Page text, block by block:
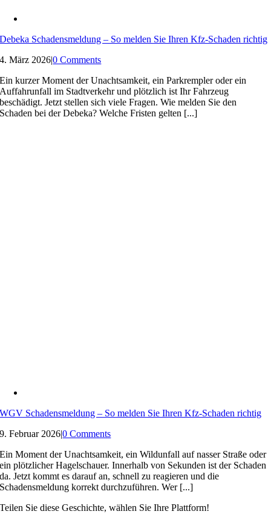
Debeka Schadensmeldung – So melden Sie Ihren Kfz-Schaden richtig
4. März 2026|0 Comments
Ein kurzer Moment der Unachtsamkeit, ein Parkrempler oder ein
Auffahrunfall im Stadtverkehr und plötzlich ist Ihr Fahrzeug
beschädigt. Jetzt stellen sich viele Fragen. Wie melden Sie den
Schaden bei der Debeka? Welche Fristen gelten [...]
WGV Schadensmeldung – So melden Sie Ihren Kfz-Schaden richtig
9. Februar 2026|0 Comments
Ein Moment der Unachtsamkeit, ein Wildunfall auf nasser Straße oder
ein plötzlicher Hagelschauer. Innerhalb von Sekunden ist der Schaden
da. Jetzt kommt es darauf an, schnell zu reagieren und die
Schadensmeldung korrekt durchzuführen. Wer [...]
Teilen Sie diese Geschichte, wählen Sie Ihre Plattform!